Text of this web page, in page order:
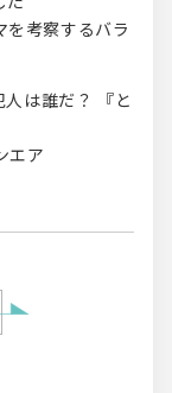
を考察するバラ
は誰だ？ 『と
エア